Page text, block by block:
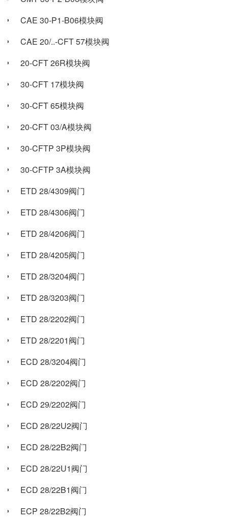
CAE 30-P1-B06模块阀
CAE 20/..-CFT 57模块阀
20-CFT 26R模块阀
30-CFT 17模块阀
30-CFT 65模块阀
20-CFT 03/A模块阀
30-CFTP 3P模块阀
30-CFTP 3A模块阀
ETD 28/4309阀门
ETD 28/4306阀门
ETD 28/4206阀门
ETD 28/4205阀门
ETD 28/3204阀门
ETD 28/3203阀门
ETD 28/2202阀门
ETD 28/2201阀门
ECD 28/3204阀门
ECD 28/2202阀门
ECD 29/2202阀门
ECD 28/22U2阀门
ECD 28/22B2阀门
ECD 28/22U1阀门
ECD 28/22B1阀门
ECP 28/22B2阀门